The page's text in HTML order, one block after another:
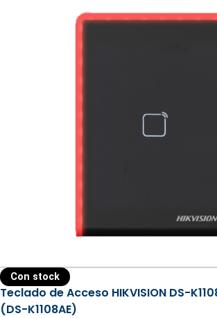
Con stock
Teclado de Acceso HIKVISION DS-
(DS-K1108AE)